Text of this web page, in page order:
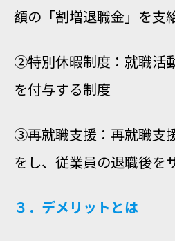
額の「割増退職金」を支
②特別休暇制度：就職活
を付与する制度
③再就職支援：再就職支
をし、従業員の退職後を
３．デメリットとは